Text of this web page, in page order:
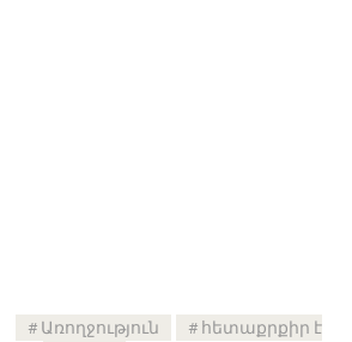
Առողջություն
հետաքրքիր է